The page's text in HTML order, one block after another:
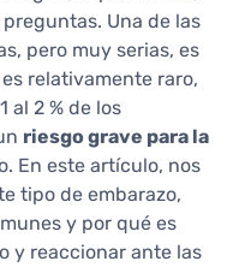
Una de las
pero muy serias, es
relativamente raro,
al 2 % de los
riesgo grave para la
En este artículo, nos
tipo de embarazo,
y por qué es
y reaccionar ante las